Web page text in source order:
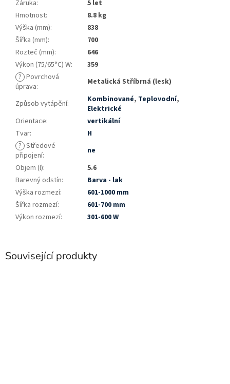
Související produkty
Záruka:
5 let
Hmotnost:
8.8 kg
Výška (mm):
838
Šířka (mm):
700
Rozteč (mm):
646
Výkon (75/65°C) W:
359
? Povrchová
úprava: Metalická Stříbrná (lesk)
Způsob vytápění: Kombinované, Teplovodní,
Elektrické
Orientace:
vertikální
Tvar:
H
? Středové
připojení:
ne
Objem (l):
5.6
Barevný odstín:
Barva - lak
Výška rozmezí:
601-1000 mm
Šířka rozmezí:
601-700 mm
Výkon rozmezí: 301-600 W